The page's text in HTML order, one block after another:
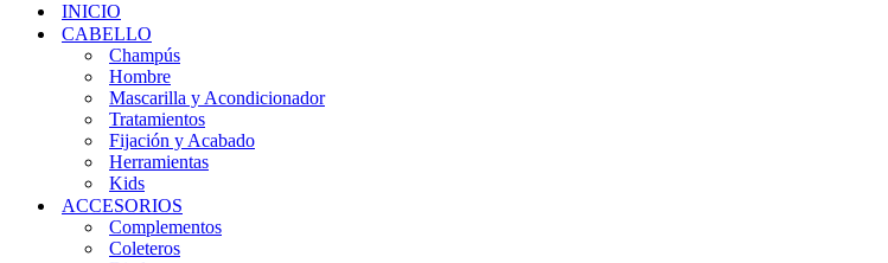
INICIO
CABELLO
Champús
Hombre
Mascarilla y Acondicionador
Tratamientos
Fijación y Acabado
Herramientas
Kids
ACCESORIOS
Complementos
Coleteros